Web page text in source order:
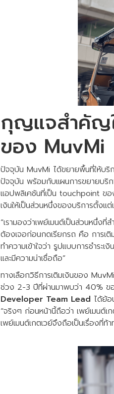
กุญแจสำคัญใ
ของ MuvMi
ปัจจุบัน MuvMi ได้ขยายพื้นที่ให้บริ
ปัจจุบัน พร้อมกับแผนการขยายบริก
แอปพลิเคชันที่เป็น touchpoint ขอ
เงินให้เป็นส่วนหนึ่งของบริการตั้งแต่
“เรามองว่าเพย์เมนต์เป็นส่วนหนึ่ง
ต้องเจอก่อนกดเรียกรถ คือ การเติ
ทำความเข้าใจว่า รูปแบบการชำระ
และมีความน่าเชื่อถือ”
ทางเลือกวิธีการเติมเงินของ
ช่วง 2-3 ปีที่ผ่านมาพบว่า 40% ขอ
Developer Team Lead ได้ย้
“จริงๆ ก่อนหน้านี้ถือว่า เพย์เมนต์เ
เพย์เมนต์เกตเวย์จึงถือเป็นเรื่องที่ท้